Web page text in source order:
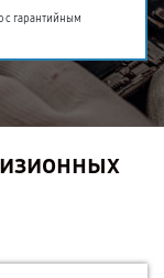
с гарантийным